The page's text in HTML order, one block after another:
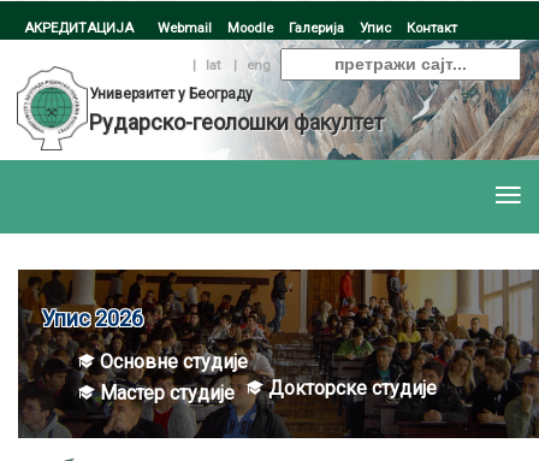
АКРЕДИТАЦИЈА Webmail Moodle Галерија Упис Контакт
| lat |
eng
Универзитет у Београду
Рударско-геолошки факултет
Упис 2026
Основне студије
Мастер студије
Докторске студије